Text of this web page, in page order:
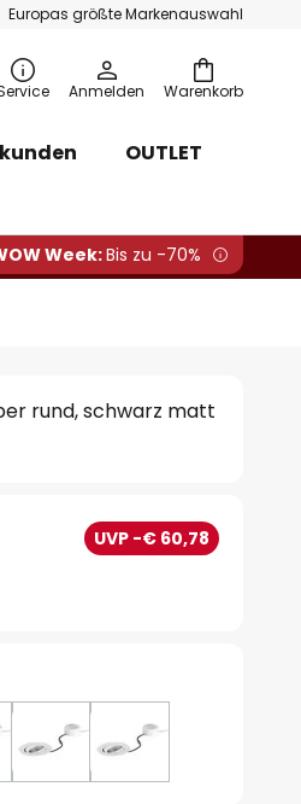
Europas größte Markenauswahl
Warenkorb
Anmelden
OUTLET
Week:Bis zu -70%
rund, schwarz matt
UVP -€ 60,78